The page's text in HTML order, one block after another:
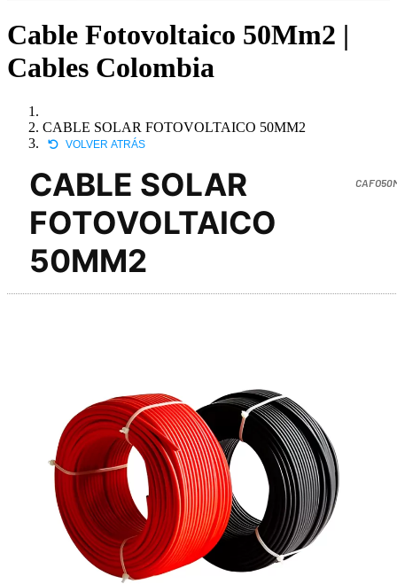
Cable Fotovoltaico 50Mm2 |
Cables Colombia
CABLE SOLAR FOTOVOLTAICO 50MM2
VOLVER ATRÁS
CABLE SOLAR
FOTOVOLTAICO
50MM2